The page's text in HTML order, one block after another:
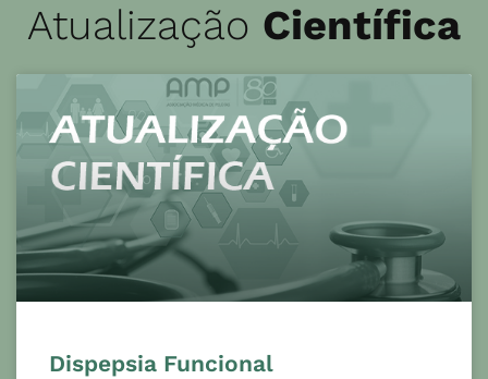
Atualização Científica
Dispepsia Funcional